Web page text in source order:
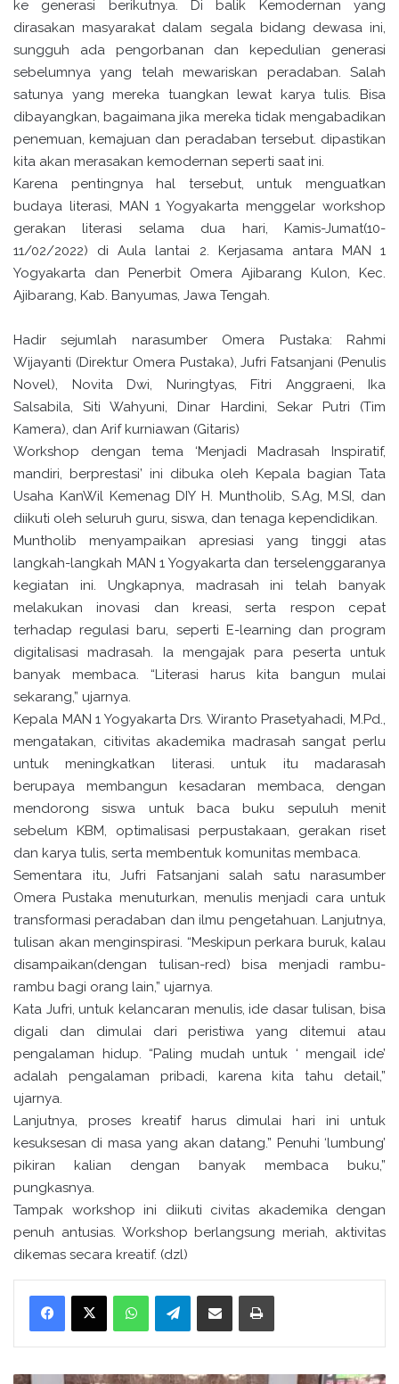
ke generasi berikutnya. Di balik Kemodernan yang
dirasakan masyarakat dalam segala bidang dewasa ini,
sungguh ada pengorbanan dan kepedulian generasi
sebelumnya yang telah mewariskan peradaban. Salah
satunya yang mereka tuangkan lewat karya tulis. Bisa
dibayangkan, bagaimana jika mereka tidak mengabadikan
penemuan, kemajuan dan peradaban tersebut. dipastikan
kita akan merasakan kemodernan seperti saat ini.
Karena pentingnya hal tersebut, untuk menguatkan
budaya literasi, MAN 1 Yogyakarta menggelar workshop
gerakan literasi selama dua hari, Kamis-Jumat(10-
11/02/2022) di Aula lantai 2. Kerjasama antara MAN 1
Yogyakarta dan Penerbit Omera Ajibarang Kulon, Kec.
Ajibarang, Kab. Banyumas, Jawa Tengah.
Hadir sejumlah narasumber Omera Pustaka: Rahmi
Wijayanti (Direktur Omera Pustaka), Jufri Fatsanjani (Penulis
Novel), Novita Dwi, Nuringtyas, Fitri Anggraeni, Ika
Salsabila, Siti Wahyuni, Dinar Hardini, Sekar Putri (Tim
Kamera), dan Arif kurniawan (Gitaris)
Workshop dengan tema ‘Menjadi Madrasah Inspiratif,
mandiri, berprestasi’ ini dibuka oleh Kepala bagian Tata
Usaha KanWil Kemenag DIY H. Muntholib, S.Ag, M.SI, dan
diikuti oleh seluruh guru, siswa, dan tenaga kependidikan.
Muntholib menyampaikan apresiasi yang tinggi atas
langkah-langkah MAN 1 Yogyakarta dan terselenggaranya
kegiatan ini. Ungkapnya, madrasah ini telah banyak
melakukan inovasi dan kreasi, serta respon cepat
terhadap regulasi baru, seperti E-learning dan program
digitalisasi madrasah. Ia mengajak para peserta untuk
banyak membaca. “Literasi harus kita bangun mulai
sekarang,” ujarnya.
Kepala MAN 1 Yogyakarta Drs. Wiranto Prasetyahadi, M.Pd.,
mengatakan, citivitas akademika madrasah sangat perlu
untuk meningkatkan literasi. untuk itu madarasah
berupaya membangun kesadaran membaca, dengan
mendorong siswa untuk baca buku sepuluh menit
sebelum KBM, optimalisasi perpustakaan, gerakan riset
dan karya tulis, serta membentuk komunitas membaca.
Sementara itu, Jufri Fatsanjani salah satu narasumber
Omera Pustaka menuturkan, menulis menjadi cara untuk
transformasi peradaban dan ilmu pengetahuan. Lanjutnya,
tulisan akan menginspirasi. “Meskipun perkara buruk, kalau
disampaikan(dengan tulisan-red) bisa menjadi rambu-
rambu bagi orang lain,” ujarnya.
Kata Jufri, untuk kelancaran menulis, ide dasar tulisan, bisa
digali dan dimulai dari peristiwa yang ditemui atau
pengalaman hidup. “Paling mudah untuk ‘ mengail ide’
adalah pengalaman pribadi, karena kita tahu detail,”
ujarnya.
Lanjutnya, proses kreatif harus dimulai hari ini untuk
kesuksesan di masa yang akan datang.” Penuhi ‘lumbung’
pikiran kalian dengan banyak membaca buku,”
pungkasnya.
Tampak workshop ini diikuti civitas akademika dengan
penuh antusias. Workshop berlangsung meriah, aktivitas
dikemas secara kreatif. (dzl)
WhatsApp Telegram